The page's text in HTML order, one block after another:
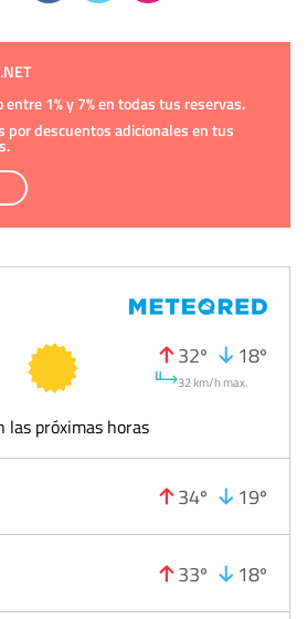
1% y 7% en todas tus reservas.
por descuentos adicionales en tus
32º 18º
32 km/h max.
las próximas horas
34º 19º
33º 18º